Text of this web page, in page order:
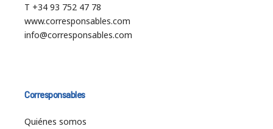
T +34 93 752 47 78
www.corresponsables.com
info@corresponsables.com
Corresponsables
Quiénes somos